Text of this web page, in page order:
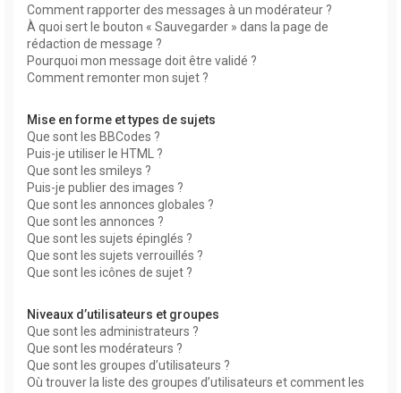
Comment rapporter des messages à un modérateur ?
À quoi sert le bouton « Sauvegarder » dans la page de
rédaction de message ?
Pourquoi mon message doit être validé ?
Comment remonter mon sujet ?
Mise en forme et types de sujets
Que sont les BBCodes ?
Puis-je utiliser le HTML ?
Que sont les smileys ?
Puis-je publier des images ?
Que sont les annonces globales ?
Que sont les annonces ?
Que sont les sujets épinglés ?
Que sont les sujets verrouillés ?
Que sont les icônes de sujet ?
Niveaux d’utilisateurs et groupes
Que sont les administrateurs ?
Que sont les modérateurs ?
Que sont les groupes d’utilisateurs ?
Où trouver la liste des groupes d’utilisateurs et comment les